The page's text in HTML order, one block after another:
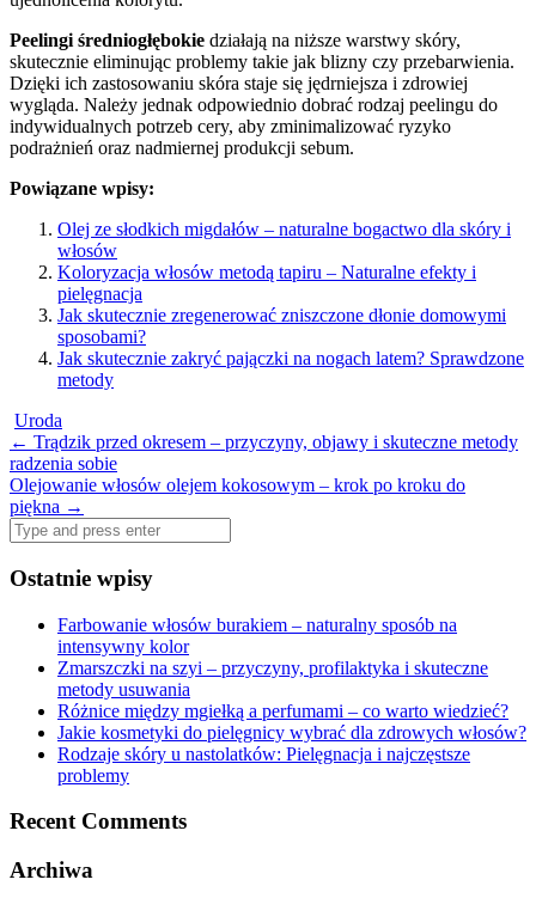
Peelingi średniogłębokie działają na niższe warstwy skóry,
skutecznie eliminując problemy takie jak blizny czy przebarwienia.
Dzięki ich zastosowaniu skóra staje się jędrniejsza i zdrowiej
wygląda. Należy jednak odpowiednio dobrać rodzaj peelingu do
indywidualnych potrzeb cery, aby zminimalizować ryzyko
podrażnień oraz nadmiernej produkcji sebum.
Powiązane wpisy:
Olej ze słodkich migdałów – naturalne bogactwo dla skóry i
włosów
Koloryzacja włosów metodą tapiru – Naturalne efekty i
pielęgnacja
Jak skutecznie zregenerować zniszczone dłonie domowymi
sposobami?
Jak skutecznie zakryć pajączki na nogach latem? Sprawdzone
metody
Uroda
Post
navigation
← Trądzik przed okresem – przyczyny, objawy i skuteczne metody
radzenia sobie
Olejowanie włosów olejem kokosowym – krok po kroku do
piękna →
Search
for:
Ostatnie wpisy
Farbowanie włosów burakiem – naturalny sposób na
intensywny kolor
Zmarszczki na szyi – przyczyny, profilaktyka i skuteczne
metody usuwania
Różnice między mgiełką a perfumami – co warto wiedzieć?
Jakie kosmetyki do pielęgnicy wybrać dla zdrowych włosów?
Rodzaje skóry u nastolatków: Pielęgnacja i najczęstsze
problemy
Recent Comments
Archiwa